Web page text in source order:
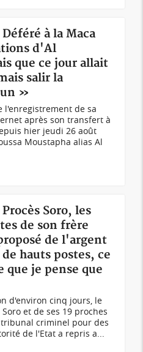
à la Maca
d'Al
que ce jour allait
salir la
»
l'enregistrement de sa
après son transfert à
hier jeudi 26 août
Moustapha alias Al
Soro, les
de son frère
de l'argent
hauts postes, ce
que je pense que
d'environ cinq jours, le
et de ses 19 proches
criminel pour des
de l'Etat a repris a...